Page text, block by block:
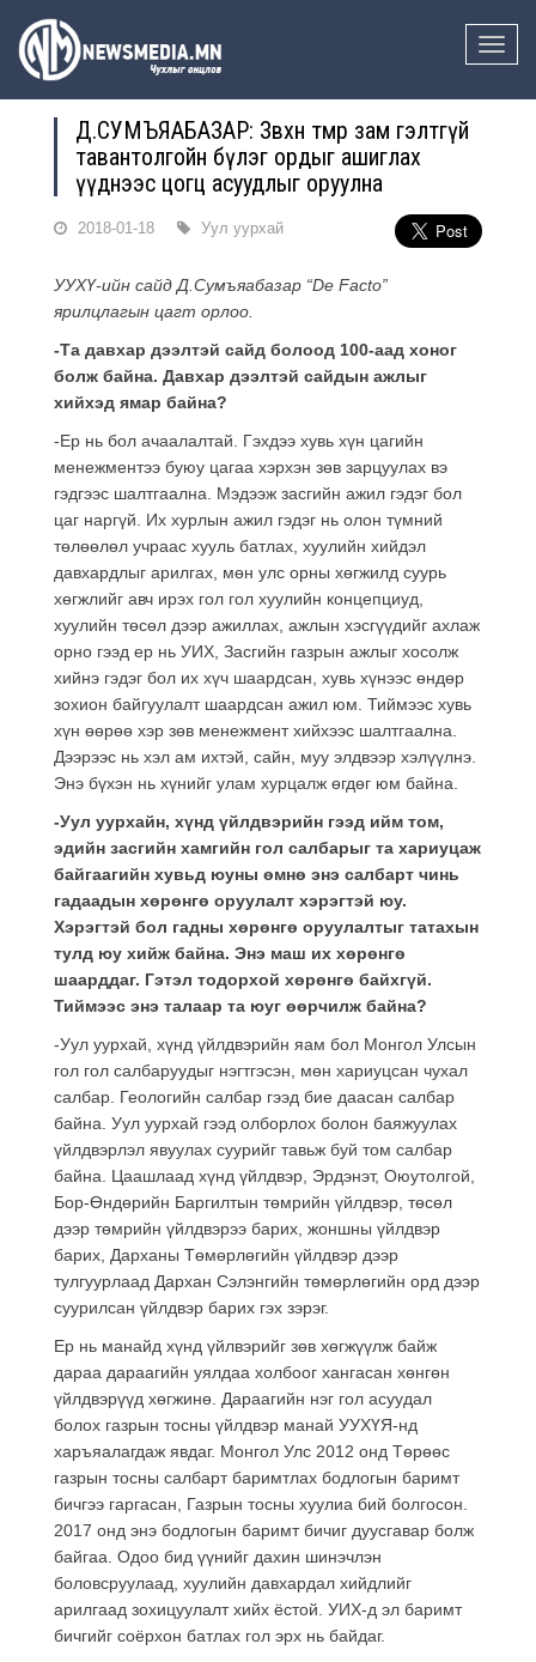
Toggle
Д.СУМЪЯАБАЗАР: Зөвхөн төмөр зам гэлтгүй
тавантолгойн бүлэг ордыг ашиглах
үүднээс цогц асуудлыг оруулна
2018-01-18 Уул уурхай
УУХҮ-ийн сайд Д.Сумъяабазар “De Facto”
ярилцлагын цагт орлоо.
-Та давхар дээлтэй сайд болоод 100-аад хоног
болж байна. Давхар дээлтэй сайдын ажлыг
хийхэд ямар байна?
-Ер нь бол ачаалалтай. Гэхдээ хувь хүн цагийн
менежментээ буюу цагаа хэрхэн зөв зарцуулах вэ
гэдгээс шалтгаална. Мэдээж засгийн ажил гэдэг бол
цаг наргүй. Их хурлын ажил гэдэг нь олон түмний
төлөөлөл учраас хууль батлах, хуулийн хийдэл
давхардлыг арилгах, мөн улс орны хөгжилд суурь
хөгжлийг авч ирэх гол гол хуулийн концепциуд,
хуулийн төсөл дээр ажиллах, ажлын хэсгүүдийг ахлаж
орно гээд ер нь УИХ, Засгийн газрын ажлыг хосолж
хийнэ гэдэг бол их хүч шаардсан, хувь хүнээс өндөр
зохион байгуулалт шаардсан ажил юм. Тиймээс хувь
хүн өөрөө хэр зөв менежмент хийхээс шалтгаална.
Дээрээс нь хэл ам ихтэй, сайн, муу элдвээр хэлүүлнэ.
Энэ бүхэн нь хүнийг улам хурцалж өгдөг юм байна.
-Уул уурхайн, хүнд үйлдвэрийн гээд ийм том,
эдийн засгийн хамгийн гол салбарыг та хариуцаж
байгаагийн хувьд юуны өмнө энэ салбарт чинь
гадаадын хөрөнгө оруулалт хэрэгтэй юу.
Хэрэгтэй бол гадны хөрөнгө оруулалтыг татахын
тулд юу хийж байна. Энэ маш их хөрөнгө
шаарддаг. Гэтэл тодорхой хөрөнгө байхгүй.
Тиймээс энэ талаар та юуг өөрчилж байна?
-Уул уурхай, хүнд үйлдвэрийн яам бол Монгол Улсын
гол гол салбаруудыг нэгтгэсэн, мөн хариуцсан чухал
салбар. Геологийн салбар гээд бие даасан салбар
байна. Уул уурхай гээд олборлох болон баяжуулах
үйлдвэрлэл явуулах суурийг тавьж буй том салбар
байна. Цаашлаад хүнд үйлдвэр, Эрдэнэт, Оюутолгой,
Бор-Өндөрийн Баргилтын төмрийн үйлдвэр, төсөл
дээр төмрийн үйлдвэрээ барих, жоншны үйлдвэр
барих, Дарханы Төмөрлөгийн үйлдвэр дээр
тулгуурлаад Дархан Сэлэнгийн төмөрлөгийн орд дээр
суурилсан үйлдвэр барих гэх зэрэг.
Ер нь манайд хүнд үйлвэрийг зөв хөгжүүлж байж
дараа дараагийн уялдаа холбоог хангасан хөнгөн
үйлдвэрүүд хөгжинө. Дараагийн нэг гол асуудал
болох газрын тосны үйлдвэр манай УУХҮЯ-нд
харъяалагдаж явдаг. Монгол Улс 2012 онд Төрөөс
газрын тосны салбарт баримтлах бодлогын баримт
бичгээ гаргасан, Газрын тосны хуулиа бий болгосон.
2017 онд энэ бодлогын баримт бичиг дуусгавар болж
байгаа. Одоо бид үүнийг дахин шинэчлэн
боловсруулаад, хуулийн давхардал хийдлийг
арилгаад зохицуулалт хийх ёстой. УИХ-д эл баримт
бичгийг соёрхон батлах гол эрх нь байдаг.